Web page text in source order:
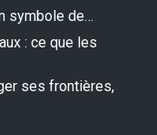
symbole de…
: ce que les
ses frontières,